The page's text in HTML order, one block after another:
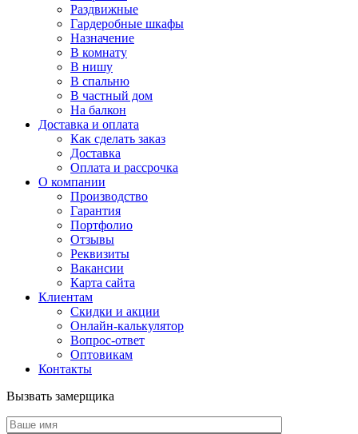
Раздвижные
Гардеробные шкафы
Назначение
В комнату
В нишу
В спальню
В частный дом
На балкон
Доставка и оплата
Как сделать заказ
Доставка
Оплата и рассрочка
О компании
Производство
Гарантия
Портфолио
Отзывы
Реквизиты
Вакансии
Карта сайта
Клиентам
Скидки и акции
Онлайн-калькулятор
Вопрос-ответ
Оптовикам
Контакты
Вызвать замерщика